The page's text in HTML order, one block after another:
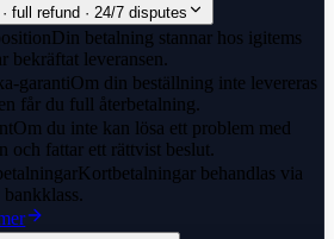
full refund · 24/7 disputes
Din betalning stannar hos igitems
bekräftat leveransen.
garantiOm din beställning inte levereras
får du full återbetalning.
Om du inte kan lösa ett problem med
och fattar ett rättvist beslut.
Kortbetalningar behandlas via